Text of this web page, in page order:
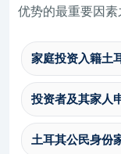
优势的最重要因素
家庭投资入籍土
投资者及其家人
土耳其公民身份